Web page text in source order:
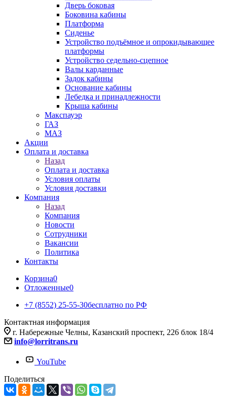
Дверь боковая
Боковина кабины
Платформа
Сиденье
Устройство подъёмное и опрокидывающее
платформы
Устройство седельно-сцепное
Валы карданные
Задок кабины
Основание кабины
Лебедка и принадлежности
Крыша кабины
Макспауэр
ГАЗ
МАЗ
Акции
Оплата и доставка
Назад
Оплата и доставка
Условия оплаты
Условия доставки
Компания
Назад
Компания
Новости
Сотрудники
Вакансии
Политика
Контакты
Корзина0
Отложенные0
+7 (8552) 25-55-30бесплатно по РФ
Контактная информация
г. Набережные Челны, Казанский проспект, 226 блок 18/4
info@lorritrans.ru
YouTube
Поделиться